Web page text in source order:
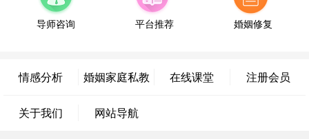
微信用户 凌乱小羊 通过此页面咨询，已获得专属情
辽宁-大连 176****2843
39分钟前
属情感方案
导师咨询 平台推荐 婚姻修复
情感分析 婚姻家庭私教 在线课堂 注册会员
关于我们 网站导航